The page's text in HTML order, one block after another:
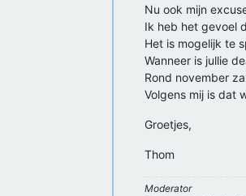
Nu ook mijn
Ik heb het gevoel
Het is mogelijk te
Wanneer is jullie
Rond november
Volgens mij is dat
Groetjes,
Thom
Moderator